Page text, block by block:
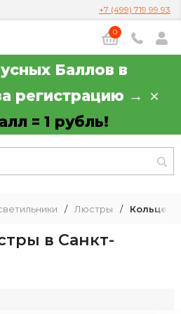
+7 (499) 719 99 93
0
Баллов в
регистрацию →
= 1 рубль!
/ Люстры /
в Санкт-